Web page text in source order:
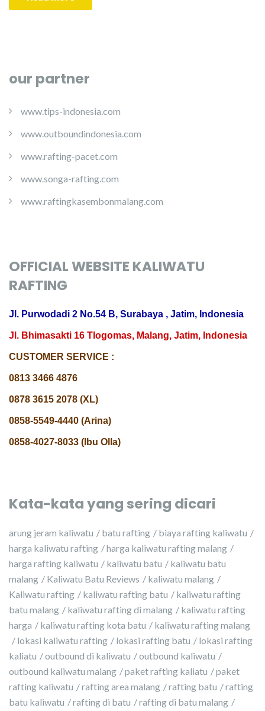
our partner
www.tips-indonesia.com
www.outboundindonesia.com
www.rafting-pacet.com
www.songa-rafting.com
www.raftingkasembonmalang.com
OFFICIAL WEBSITE KALIWATU
RAFTING
Jl. Purwodadi 2 No.54 B, Surabaya , Jatim, Indonesia
Jl. Bhimasakti 16 Tlogomas, Malang, Jatim, Indonesia
CUSTOMER SERVICE :
0813 3466 4876
0878 3615 2078 (XL)
0858-5549-4440 (Arina)
0858-4027-8033 (Ibu Olla)
Kata-kata yang sering dicari
arung jeram kaliwatu batu rafting
biaya rafting kaliwatu
harga kaliwatu rafting
harga kaliwatu rafting malang
harga rafting kaliwatu
kaliwatu batu
kaliwatu batu
malang
Kaliwatu Batu Reviews
kaliwatu malang
Kaliwatu rafting
kaliwatu rafting batu
kaliwatu rafting
batu malang
kaliwatu rafting di malang
kaliwatu rafting
harga
kaliwatu rafting kota batu
kaliwatu rafting malang
lokasi kaliwatu rafting
lokasi rafting batu
lokasi rafting
kaliatu
outbound di kaliwatu
outbound kaliwatu
outbound kaliwatu malang
paket rafting kaliatu
paket
rafting kaliwatu
rafting area malang rafting batu
rafting
batu kaliwatu
rafting di batu
rafting di batu malang